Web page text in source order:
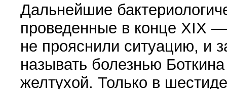
Дальнейшие
проведенные в конце XIX
не прояснили ситуацию, и
называть болезнью
желтухой. Только в